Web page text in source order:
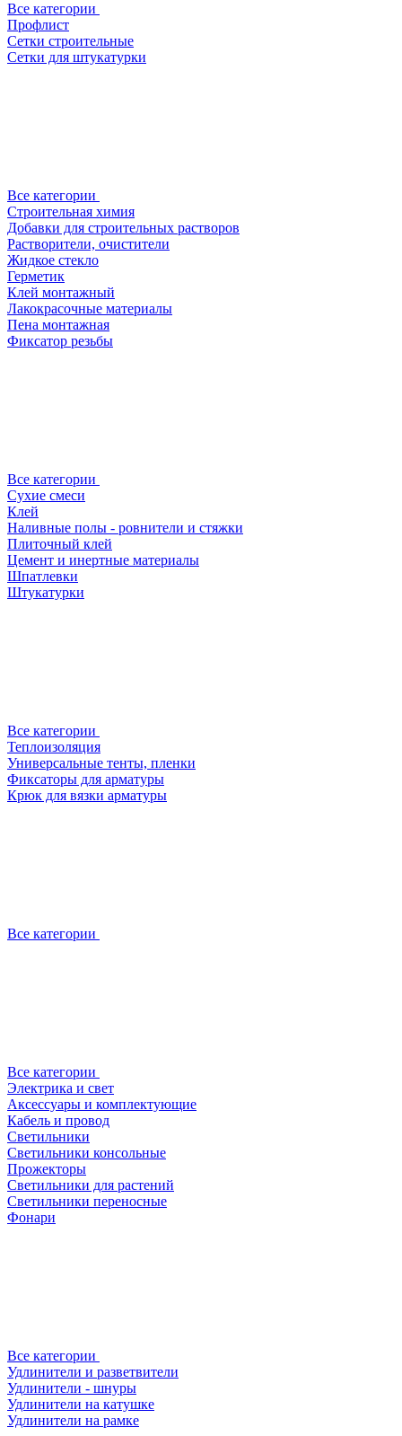
Все категории
Профлист
Сетки строительные
Сетки для штукатурки
Все категории
Строительная химия
Добавки для строительных растворов
Растворители, очистители
Жидкое стекло
Герметик
Клей монтажный
Лакокрасочные материалы
Пена монтажная
Фиксатор резьбы
Все категории
Сухие смеси
Клей
Наливные полы - ровнители и стяжки
Плиточный клей
Цемент и инертные материалы
Шпатлевки
Штукатурки
Все категории
Теплоизоляция
Универсальные тенты, пленки
Фиксаторы для арматуры
Крюк для вязки арматуры
Все категории
Все категории
Электрика и свет
Аксессуары и комплектующие
Кабель и провод
Светильники
Светильники консольные
Прожекторы
Светильники для растений
Светильники переносные
Фонари
Все категории
Удлинители и разветвители
Удлинители - шнуры
Удлинители на катушке
Удлинители на рамке